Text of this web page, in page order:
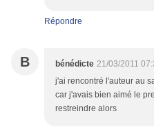
Répondre
B bénédicte 21/03/2011
j'ai rencontré l'auteur au
car j'avais bien aimé le
restreindre alors